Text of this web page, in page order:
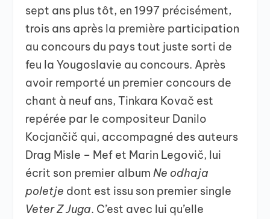
sept ans plus tôt, en 1997 précisément,
trois ans après la première participation
au concours du pays tout juste sorti de
feu la Yougoslavie au concours. Après
avoir remporté un premier concours de
chant à neuf ans, Tinkara Kovač est
repérée par le compositeur Danilo
Kocjančič qui, accompagné des auteurs
Drag Misle – Mef et Marin Legovič, lui
écrit son premier albumNe odhaja
poletje dont est issu son premier single
Veter Z Juga. C’est avec lui qu’elle